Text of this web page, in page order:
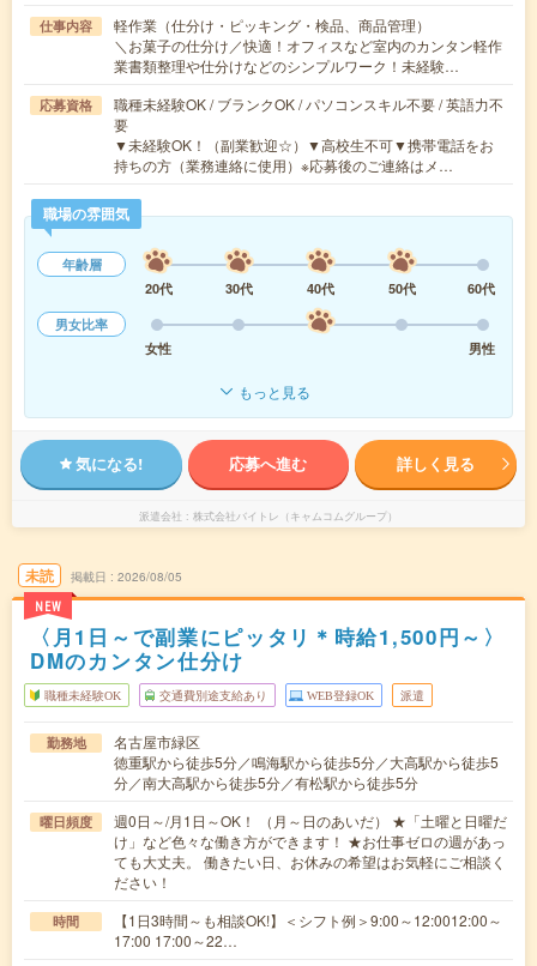
仕事内容
軽作業（仕分け・ピッキング・検品、商品管理）
＼お菓子の仕分け／快適！オフィスなど室内のカンタン軽作
業書類整理や仕分けなどのシンプルワーク！未経験…
応募資格
職種未経験OK / ブランクOK / パソコンスキル不要 / 英語力不
要
▼未経験OK！（副業歓迎☆）▼高校生不可▼携帯電話をお
持ちの方（業務連絡に使用）※応募後のご連絡はメ…
職場の雰囲気
年齢層
20代
30代 40代 50代
60代
男女比率
女性
男性
もっと見る
気になる! 応募へ進む 詳しく見る
派遣会社 株式会社バイトレ（キャムコムグループ）
未読
NEW
掲載日 2026/08/05
〈月1日～で副業にピッタリ＊時給1,500円～〉
DMのカンタン仕分け
職種未経験OK 交通費別途支給あり WEB登録OK 派遣
勤務地
名古屋市緑区
徳重駅から徒歩5分／鳴海駅から徒歩5分／大高駅から徒歩5
分／南大高駅から徒歩5分／有松駅から徒歩5分
曜日頻度
週0日～/月1日～OK！ （月～日のあいだ） ★「土曜と日曜だ
け」など色々な働き方ができます！ ★お仕事ゼロの週があっ
ても大丈夫。 働きたい日、お休みの希望はお気軽にご相談く
ださい！
時間
【1日3時間～も相談OK!】＜シフト例＞9:00～12:0012:00～
17:00 17:00～22…